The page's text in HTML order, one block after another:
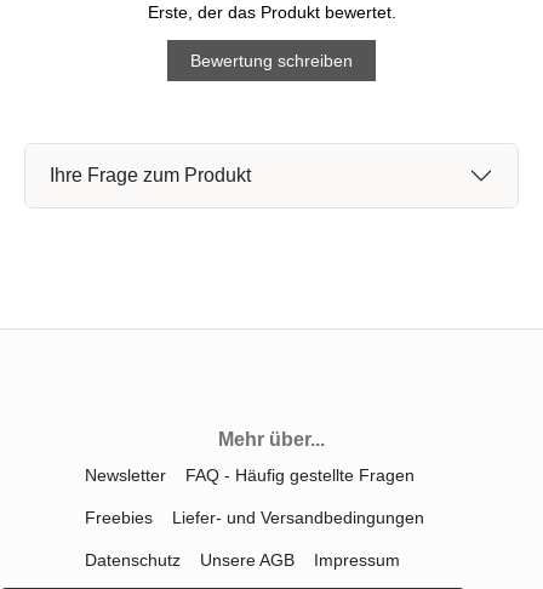
Erste, der das Produkt bewertet.
Bewertung schreiben
Ihre Frage zum Produkt
Mehr über...
Newsletter FAQ - Häufig gestellte Fragen
Freebies Liefer- und Versandbedingungen
Datenschutz Unsere AGB Impressum